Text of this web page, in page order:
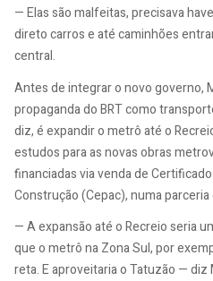
— Elas são malfeitas, precisava
direto carros e até caminhões
central.
Antes de integrar o novo governo,
propaganda do BRT como
diz, é expandir o metrô até o
estudos para as novas obras
financiadas via venda de
Construção (Cepac), numa
— A expansão até o Recreio seria
que o metrô na Zona Sul, por
reta. E aproveitaria o Tatuzão —